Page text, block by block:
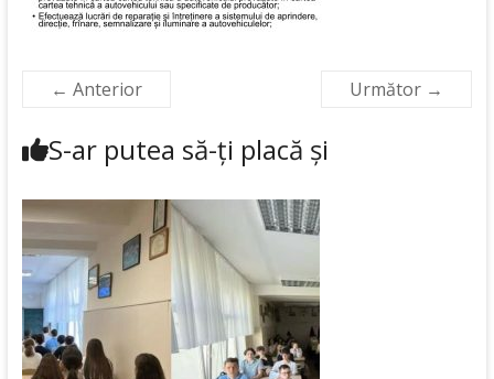
← Anterior Următor →
S-ar putea să-ți placă și